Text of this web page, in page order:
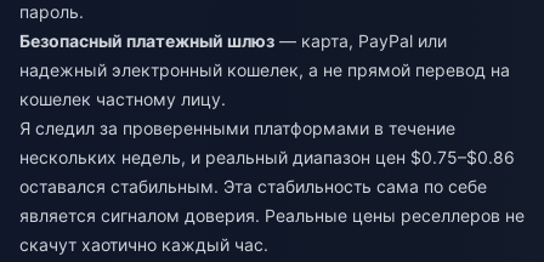
пароль.
Безопасный платежный шлюз — карта, PayPal или
надежный электронный кошелек, а не прямой перевод на
кошелек частному лицу.
Я следил за проверенными платформами в течение
нескольких недель, и реальный диапазон цен $0.75–$0.86
оставался стабильным. Эта стабильность сама по себе
является сигналом доверия. Реальные цены реселлеров не
скачут хаотично каждый час.